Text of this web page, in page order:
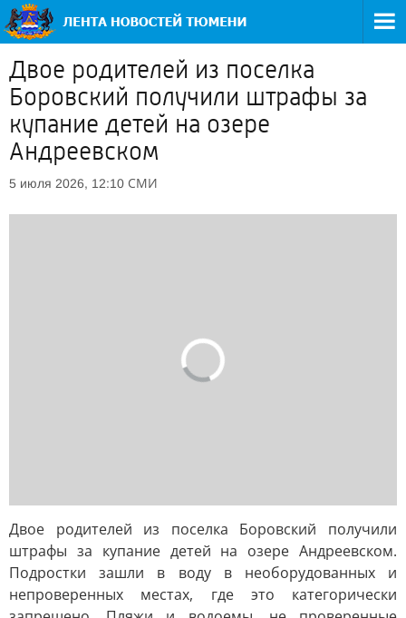
Двое родителей из поселка
Боровский получили штрафы за
купание детей на озере
Андреевском
5 июля 2026, 12:10 СМИ
Двое родителей из поселка Боровский получили
штрафы за купание детей на озере Андреевском.
Подростки зашли в воду в необорудованных и
непроверенных местах, где это категорически